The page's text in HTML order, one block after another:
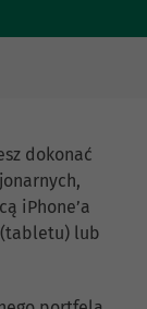
dokonać
iPhone’a
(tabletu) lub